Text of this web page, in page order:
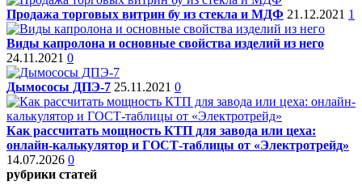
Продажа торговых витрин бу из стекла и МДФ 21.12.2021 1
Виды капролона и основные свойства изделий из него
24.11.2021 0
Дымососы ДПЭ-7 25.11.2021 0
Как рассчитать мощность КТП для завода или цеха:
онлайн-калькулятор и ГОСТ-таблицы от «Электротрейд»
14.07.2026 0
рубрики статей